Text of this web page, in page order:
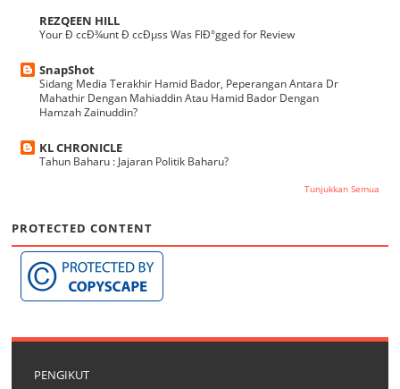
REZQEEN HILL
Your Ð ccÐ¾unt Ð ccÐµss Was FlÐ°gged for Review
SnapShot
Sidang Media Terakhir Hamid Bador, Peperangan Antara Dr
Mahathir Dengan Mahiaddin Atau Hamid Bador Dengan
Hamzah Zainuddin?
KL CHRONICLE
Tahun Baharu : Jajaran Politik Baharu?
Tunjukkan Semua
PROTECTED CONTENT
PENGIKUT